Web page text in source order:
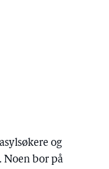
og
bor på